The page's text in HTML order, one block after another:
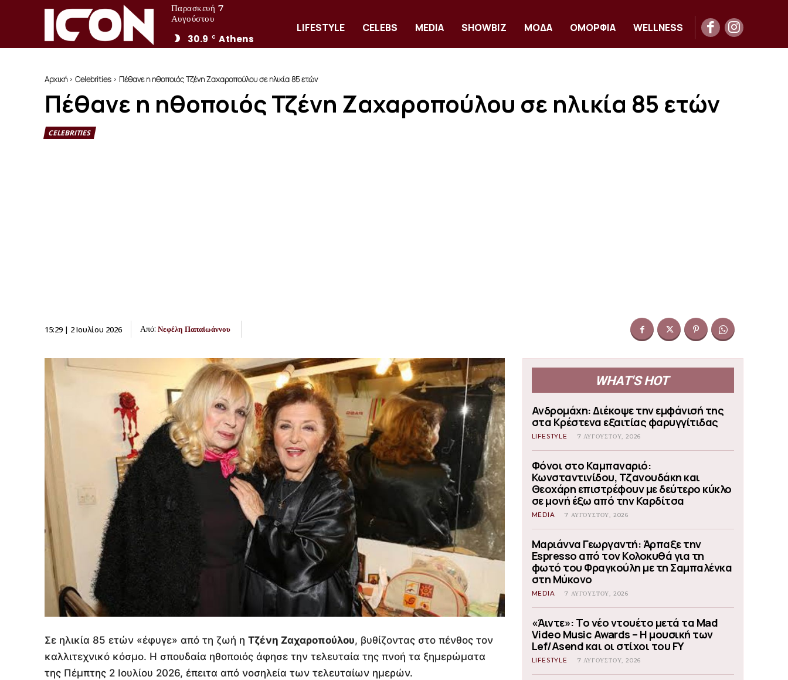
Παρασκευή 7
Αυγούστου
30.9 C Athens
LIFESTYLE CELEBS MEDIA SHOWBIZ ΜΟΔΑ ΟΜΟΡΦΙΑ WELLNESS
Αρχική Celebrities Πέθανε η ηθοποιός Τζένη Ζαχαροπούλου σε ηλικία 85 ετών
Πέθανε η ηθοποιός Τζένη Ζαχαροπούλου σε ηλικία 85 ετών
CELEBRITIES
15:29 | 2 Ιουλίου 2026 Από: Νεφέλη Παπαϊωάννου
Σε ηλικία 85 ετών «έφυγε» από τη ζωή η Τζένη Ζαχαροπούλου, βυθίζοντας στο πένθος τον
καλλιτεχνικό κόσμο. Η σπουδαία ηθοποιός άφησε την τελευταία της πνοή τα ξημερώματα
της Πέμπτης 2 Ιουλίου 2026, έπειτα από νοσηλεία των τελευταίων ημερών.
WHAT'S HOT
Ανδρομάχη: Διέκοψε την εμφάνισή της
στα Κρέστενα εξαιτίας φαρυγγίτιδας
LIFESTYLE 7 ΑΥΓΟΎΣΤΟΥ, 2026
Φόνοι στο Καμπαναριό:
Κωνσταντινίδου, Τζανουδάκη και
Θεοχάρη επιστρέφουν με δεύτερο κύκλο
σε μονή έξω από την Καρδίτσα
MEDIA 7 ΑΥΓΟΎΣΤΟΥ, 2026
Μαριάννα Γεωργαντή: Άρπαξε την
Espresso από τον Κολοκυθά για τη
φωτό του Φραγκούλη με τη Σαμπαλένκα
στη Μύκονο
MEDIA 7 ΑΥΓΟΎΣΤΟΥ, 2026
«Άιντε»: Το νέο ντουέτο μετά τα Mad
Video Music Awards – Η μουσική των
Lef/Asend και οι στίχοι του FY
LIFESTYLE 7 ΑΥΓΟΎΣΤΟΥ, 2026